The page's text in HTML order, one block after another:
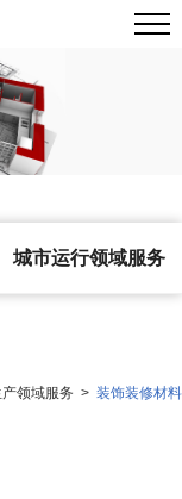
城市运行领域服务
产领域服务 > 装饰装修材料